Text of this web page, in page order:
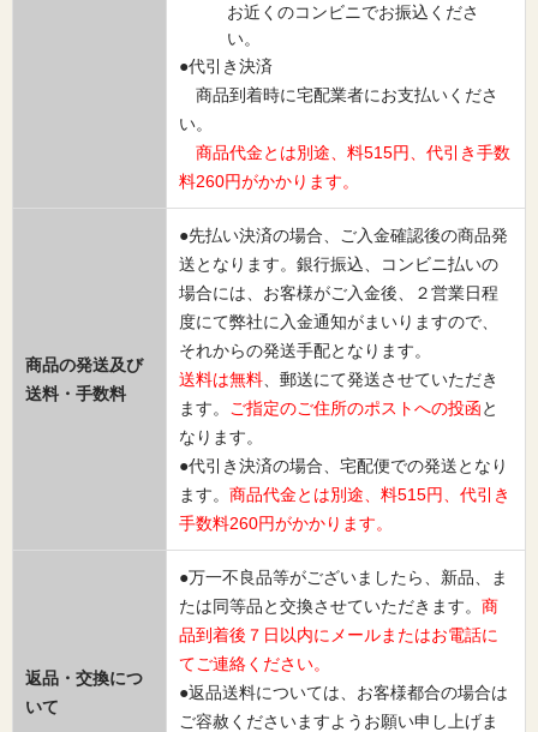
お近くのコンビニでお振込くださ
い。
●代引き決済
商品到着時に宅配業者にお支払いくださ
い。
商品代金とは別途、料515円、代引き手数
料260円がかかります。
商品の発送及び
送料・手数料
●先払い決済の場合、ご入金確認後の商品発
送となります。銀行振込、コンビニ払いの
場合には、お客様がご入金後、２営業日程
度にて弊社に入金通知がまいりますので、
それからの発送手配となります。
送料は無料 、郵送にて発送させていただき
ます。
ご指定のご住所のポストへの投函と
なります。
●代引き決済の場合、宅配便での発送となり
ます。 商品代金とは別途、料515円、代引き
手数料260円がかかります。
返品・交換につ
いて
●万一不良品等がございましたら、新品、ま
たは同等品と交換させていただきます。 商
品到着後７日以内にメールまたはお電話に
てご連絡ください。
●返品送料については、お客様都合の場合は
ご容赦くださいますようお願い申し上げま